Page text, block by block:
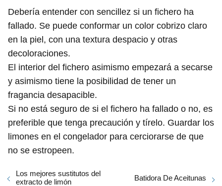
Debería entender con sencillez si un fichero ha
fallado. Se puede conformar un color cobrizo claro
en la piel, con una textura despacio y otras
decoloraciones.
El interior del fichero asimismo empezará a secarse
y asimismo tiene la posibilidad de tener un
fragancia desapacible.
Si no está seguro de si el fichero ha fallado o no, es
preferible que tenga precaución y tírelo. Guardar los
limones en el congelador para cerciorarse de que
no se estropeen.
Los mejores sustitutos del
extracto de limón
Batidora De Aceitunas